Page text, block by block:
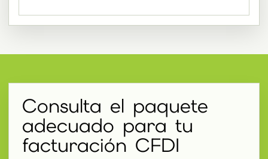
Consulta el paquete
adecuado para tu
facturación CFDI